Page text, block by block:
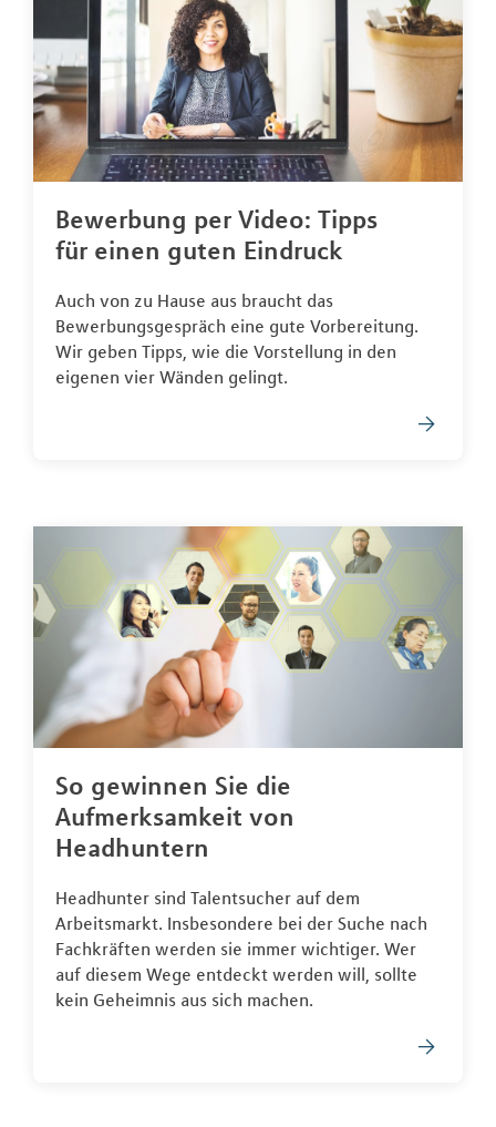
Bewerbung per Video: Tipps
für einen guten Eindruck
Auch von zu Hause aus braucht das
Bewerbungsgespräch eine gute Vorbereitung.
Wir geben Tipps, wie die Vorstellung in den
eigenen vier Wänden gelingt.
So gewinnen Sie die
Aufmerksamkeit von
Headhuntern
Headhunter sind Talentsucher auf dem
Arbeitsmarkt. Insbesondere bei der Suche nach
Fachkräften werden sie immer wichtiger. Wer
auf diesem Wege entdeckt werden will, sollte
kein Geheimnis aus sich machen.